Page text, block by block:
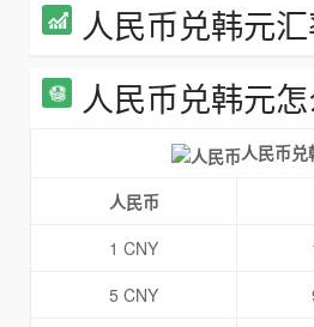
人民币兑韩元
人民币兑韩元
人民币兑
人民币
1 CNY
5 CNY